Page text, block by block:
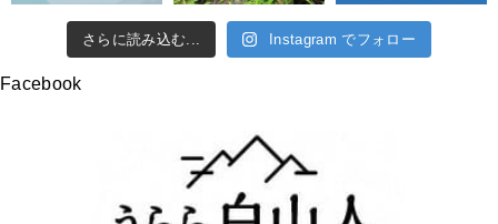
さらに読み込む... Instagram でフォロー
Facebook